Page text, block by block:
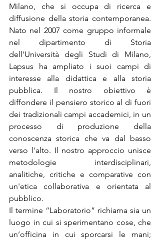
Milano, che si occupa di ricerca e
diffusione della storia contemporanea.
Nato nel 2007 come gruppo informale
nel dipartimento di Storia
dell'Università degli Studi di Milano,
Lapsus ha ampliato i suoi campi di
interesse alla didattica e alla storia
pubblica. Il nostro obiettivo è
diffondere il pensiero storico al di fuori
dei tradizionali campi accademici, in un
processo di produzione della
conoscenza storica che va dal basso
verso l'alto. Il nostro approccio unisce
metodologie interdisciplinari,
analitiche, critiche e comparative con
un'etica collaborativa e orientata al
pubblico.
Il termine “Laboratorio” richiama sia un
luogo in cui si sperimentano cose, che
un’officina in cui sporcarsi le mani;